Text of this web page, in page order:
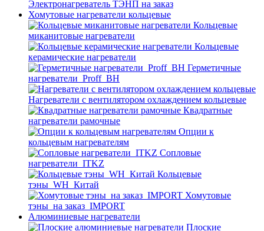
Электронагреватель ТЭНП на заказ
Хомутовые нагреватели кольцевые
Кольцевые
миканитовые нагреватели
Кольцевые
керамические нагреватели
Герметичные
нагреватели_Proff_BH
Нагреватели с вентилятором охлаждением кольцевые
Квадратные
нагреватели рамочные
Опции к
кольцевым нагревателям
Cопловые
нагреватели_ITKZ
Кольцевые
тэны_WH_Китай
Хомутовые
тэны_на заказ_IMPORT
Алюминиевые нагреватели
Плоские